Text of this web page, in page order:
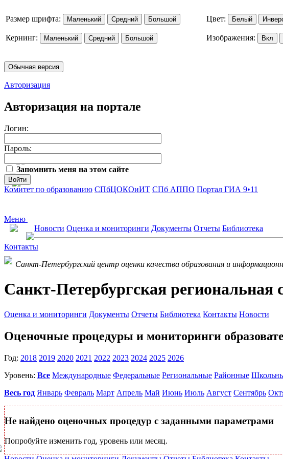
Размер шрифта: Маленький Средний Большой
Кернинг: Маленький Средний Большой
Цвет: Белый
Изображения: Вкл
Обычная версия
Авторизация
Авторизация на портале
Логин:
Пароль:
Запомнить меня на этом сайте
Войти
Комитет по образованию СПбЦОКОиИТ СПб АППО Портал ГИА 9•11
Меню
Новости Оценка и мониторинги Документы Отчеты Библиотека
Контакты
Санкт-Петербургский центр оценки качества образования и
Санкт-Петербургская региональная
Оценка и мониторинги Документы Отчеты Библиотека Контакты Новости
Оценочные процедуры и мониторинги
Год: 2018 2019 2020 2021 2022 2023 2024 2025 2026
Уровень: Все Международные Федеральные Региональные Районные
Весь год Январь Февраль Март Апрель Май Июнь Июль Август Сентябрь
Не найдено оценочных процедур с заданными параметрами
Попробуйте изменить год, уровень или месяц.